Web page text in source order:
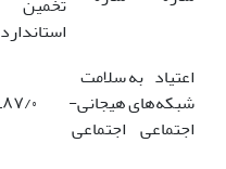
استاندارد
اعتیاد به
شبکه‌های
اجتماعی
سلامت
هیجانی-
اجتماعی